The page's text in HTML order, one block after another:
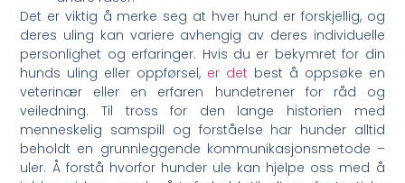
Det er viktig⁣ å merke seg at hver hund er forskjellig, og
deres uling kan variere avhengig av ⁢deres individuelle
personlighet ​og erfaringer. Hvis du er ‍bekymret for din
⁢hunds uling eller oppførsel, er det best å oppsøke en
veterinær eller en erfaren hundetrener‌ for råd og
veiledning. Til tross for den‍ lange historien med
menneskelig samspill og forståelse ⁤har hunder alltid
beholdt en grunnleggende kommunikasjonsmetode –
uler. Å forstå hvorfor hunder ule kan hjelpe oss med å